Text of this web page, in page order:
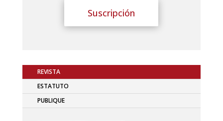
Suscripción
REVISTA
ESTATUTO
PUBLIQUE